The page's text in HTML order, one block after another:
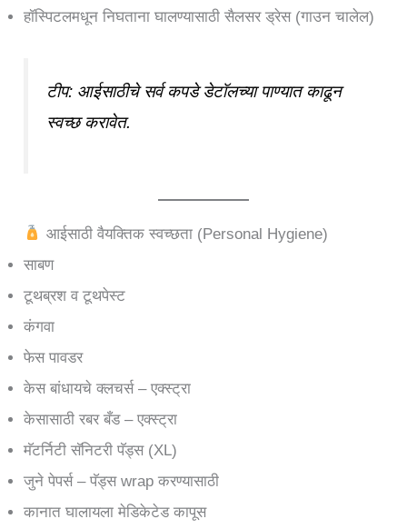
हॉस्पिटलमधून निघताना घालण्यासाठी सैलसर ड्रेस (गाउन चालेल)
टीप: आईसाठीचे सर्व कपडे डेटॉलच्या पाण्यात काढून
स्वच्छ करावेत.
आईसाठी वैयक्तिक स्वच्छता (Personal Hygiene)
साबण
टूथब्रश व टूथपेस्ट
कंगवा
फेस पावडर
केस बांधायचे क्लचर्स – एक्स्ट्रा
केसासाठी रबर बँड – एक्स्ट्रा
मॅटर्निटी सॅनिटरी पॅड्स (XL)
जुने पेपर्स – पॅड्स wrap करण्यासाठी
कानात घालायला मेडिकेटेड कापूस